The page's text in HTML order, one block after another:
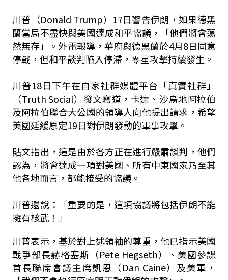
川普（Donald Trump）17日警告伊朗，如果德黑
蘭當局不盡快與美國達成和平協議，「他們將會蕩
然無存」。外電報導，華府與德黑蘭於4月8日同意
停戰，但和平談判陷入停滯，零星攻擊持續發生。
川普18日下午在自家社群媒體平台「真實社群」
（Truth Social）發文寫道，卡達、沙烏地阿拉伯
及阿拉伯聯合大公國的領導人向他提出請求，希望
美國延緩原定19日對伊朗發動的軍事攻擊。
貼文指出，這是由於各方正在進行嚴肅談判，他們
認為，將會達成一項對美國、所有中東國家乃至其
他各地而言，都能接受的協議。
川普還說：「重要的是，這項協議將包括伊朗不能
擁有核武！」
川普表示，基於對上述領袖的尊重，他已指示美國
戰爭部長赫格塞斯（Pete Hegseth）、美國參謀
首長聯席會議主席凱恩（Dan Caine）及美軍，